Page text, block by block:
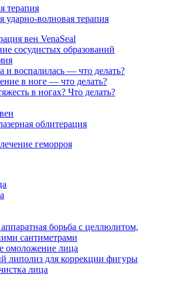
терапия
ударно-волновая терапия
вен VenaSeal
сосудистых образований
и воспалилась — что делать?
в ноге — что делать?
в ногах? Что делать?
облитерация
геморроя
борьба с целлюлитом,
сантиметрами
омоложение лица
липолиз для коррекции фигуры
лица